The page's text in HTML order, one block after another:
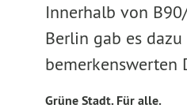
Innerhalb von
Berlin gab es
bemerkenswerten
Grüne Stadt. Für alle.